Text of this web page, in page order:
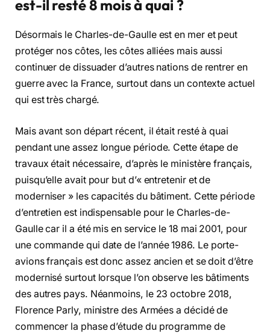
est-il resté 8 mois à quai ?
Désormais le Charles-de-Gaulle est en mer et peut
protéger nos côtes, les côtes alliées mais aussi
continuer de dissuader d’autres nations de rentrer en
guerre avec la France, surtout dans un contexte actuel
qui est très chargé.
Mais avant son départ récent, il était resté à quai
pendant une assez longue période. Cette étape de
travaux était nécessaire, d’après le ministère français,
puisqu’elle avait pour but d’« entretenir et de
moderniser » les capacités du bâtiment. Cette période
d’entretien est indispensable pour le Charles-de-
Gaulle car il a été mis en service le 18 mai 2001, pour
une commande qui date de l’année 1986. Le porte-
avions français est donc assez ancien et se doit d’être
modernisé surtout lorsque l’on observe les bâtiments
des autres pays. Néanmoins, le 23 octobre 2018,
Florence Parly, ministre des Armées a décidé de
commencer la phase d’étude du programme de